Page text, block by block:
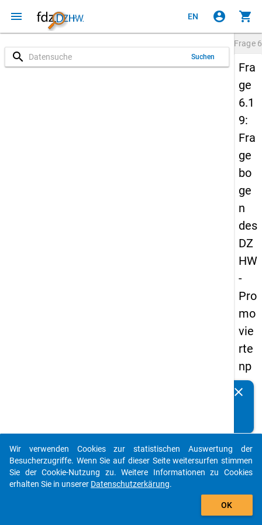
menu EN account_circle shopping_cart
search Suchen
Frage
Fra
ge
6.1
9:
Fra
ge
bo
ge
n
des
DZ
HW
-
Pro
mo
vie
rte
np
an
14
-
zw
clear
auto_stories
add_shopping_cart
Wir verwenden Cookies zur statistischen Auswertung der
Besucherzugriffe. Wenn Sie auf dieser Seite weitersurfen stimmen
Sie der Cookie-Nutzung zu. Weitere Informationen zu Cookies
erhalten Sie in unserer Datenschutzerkärung.
OK